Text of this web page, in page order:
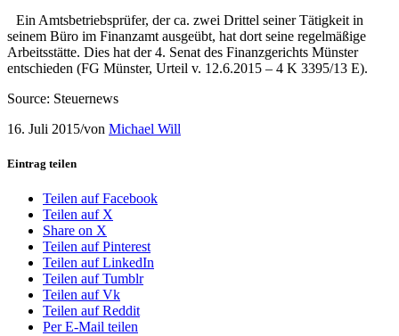
Ein Amtsbetriebsprüfer, der ca. zwei Drittel seiner Tätigkeit in
seinem Büro im Finanzamt ausgeübt, hat dort seine regelmäßige
Arbeitsstätte. Dies hat der 4. Senat des Finanzgerichts Münster
entschieden (FG Münster, Urteil v. 12.6.2015 – 4 K 3395/13 E).
Source: Steuernews
16. Juli 2015/von Michael Will
Eintrag teilen
Teilen auf Facebook
Teilen auf X
Share on X
Teilen auf Pinterest
Teilen auf LinkedIn
Teilen auf Tumblr
Teilen auf Vk
Teilen auf Reddit
Per E-Mail teilen